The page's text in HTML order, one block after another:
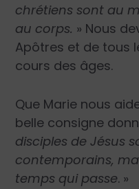
chrétiens sont au
au corps. » Nous
Apôtres et de tous
cours des âges.
Que Marie nous
belle consigne
disciples de Jésus
contemporains,
temps qui passe. »